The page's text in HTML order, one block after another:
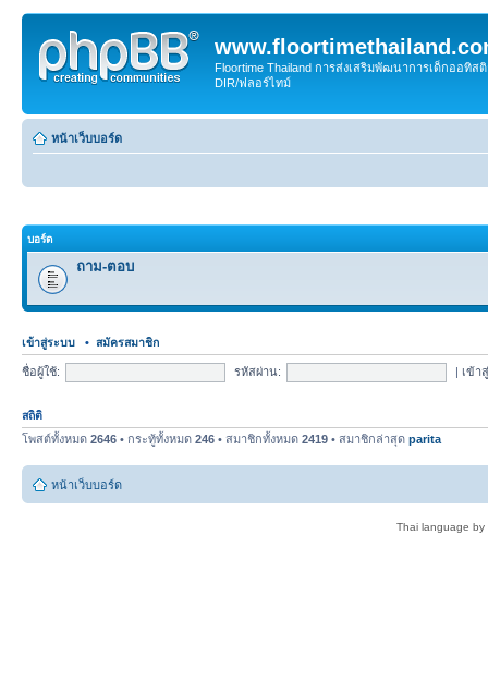
Floortime Thailand การส่งเสริมพัฒนาการเด็กออทิ
DIR/ฟลอร์ไทม์
หน้าเว็บบอร์ด
บอร์ด
ถาม-ตอบ
เข้าสู่ระบบ • สมัครสมาชิก
ชื่อผู้ใช้: รหัสผ่าน: | เข้า
สถิติ
โพสต์ทั้งหมด 2646 • กระทู้ทั้งหมด 246 • สมาชิกทั้งหมด 2419 • สมาชิกล่าสุด parita
หน้าเว็บบอร์ด
Thai language by